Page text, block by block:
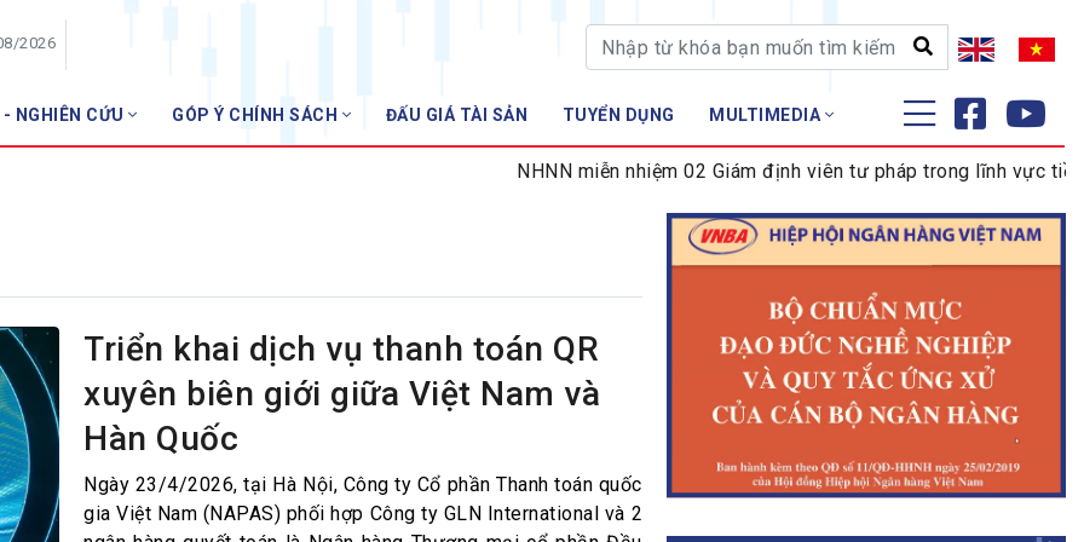
2026
NGHIÊN CỨU GÓP Ý CHÍNH SÁCH ĐẤU GIÁ TÀI SẢN TUYỂN DỤNG MULTIMEDIA
hàng
Tập huấn
NHNN miễn nhiệm 02 Giám định viên tư pháp trong lĩnh vực tiền tệ
Triển khai dịch vụ thanh toán QR
xuyên biên giới giữa Việt Nam và
Hàn Quốc
Ngày 23/4/2026, tại Hà Nội, Công ty Cổ phần Thanh toán quốc
gia Việt Nam (NAPAS) phối hợp Công ty GLN International và 2